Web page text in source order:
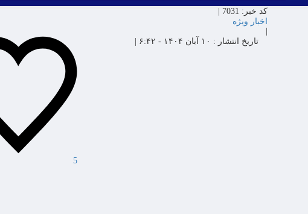
کد خبر: 7031 |
اخبار ویژه
تاریخ انتشار : ۱۰ آبان ۱۴۰۴ - ۶:۴۲ |
5